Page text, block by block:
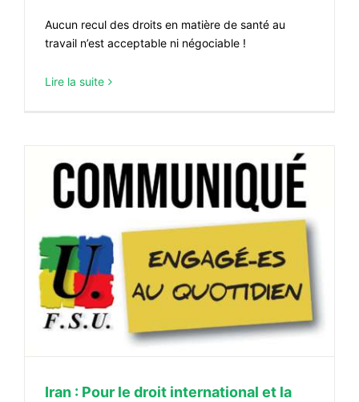
Aucun recul des droits en matière de santé au
travail n’est acceptable ni négociable !
Lire la suite
Iran : Pour le droit international et la